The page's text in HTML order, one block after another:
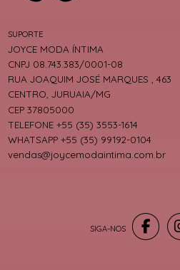
SUPORTE
JOYCE MODA ÍNTIMA
CNPJ 08.743.383/0001-08
RUA JOAQUIM JOSÉ MARQUES , 463
CENTRO, JURUAIA/MG
CEP 37805000
TELEFONE +55 (35) 3553-1614
WHATSAPP +55 (35) 99192-0104
vendas@joycemodaintima.com.br